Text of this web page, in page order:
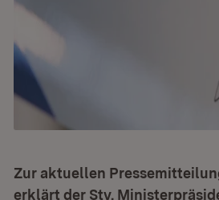
Zur aktuellen
erklärt der Stv.